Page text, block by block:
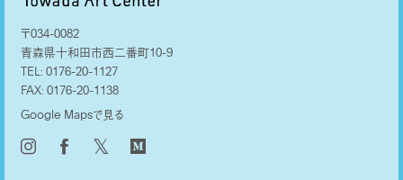
〒034-0082
青森県十和田市西二番町10-9
TEL: 0176-20-1127
FAX: 0176-20-1138
Google Mapsで見る
𝕏